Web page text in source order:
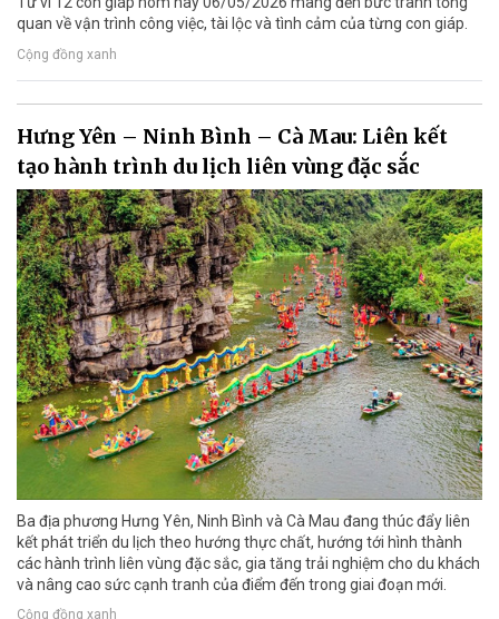
quan về vận trình công việc, tài lộc và tình cảm của từng con giáp.
Cộng đồng xanh
Hưng Yên – Ninh Bình – Cà Mau: Liên kết
tạo hành trình du lịch liên vùng đặc sắc
Ba địa phương Hưng Yên, Ninh Bình và Cà Mau đang thúc đẩy liên
kết phát triển du lịch theo hướng thực chất, hướng tới hình thành
các hành trình liên vùng đặc sắc, gia tăng trải nghiệm cho du khách
và nâng cao sức cạnh tranh của điểm đến trong giai đoạn mới.
Cộng đồng xanh